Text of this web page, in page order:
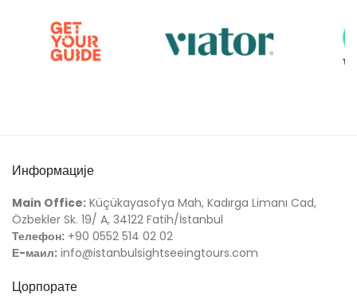
Информације
Main Office: Küçükayasofya Mah, Kadırga Limanı Cad,
Özbekler Sk. 19/ A, 34122 Fatih/İstanbul
Телефон: +90 0552 514 02 02
Е-маил: info@istanbulsightseeingtours.com
Цорпорате